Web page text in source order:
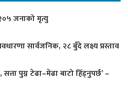
जनाको मृत्यु
सार्वजनिक, २८ बुँदे लक्ष्य प्रस्ताव
सत्ता पुग्न टेढा–मेढा बाटो हिँड्नुपर्छ’ –